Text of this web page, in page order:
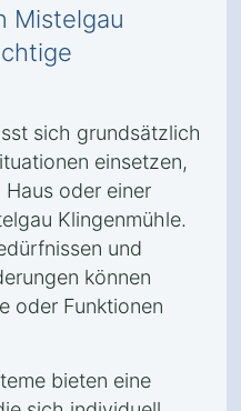
Mistelgau
sich grundsätzlich
einsetzen,
oder einer
Klingenmühle.
und
können
oder Funktionen
bieten eine